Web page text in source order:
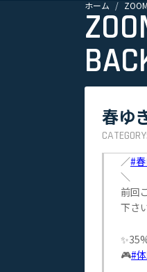
ホーム
春ゆ
CATEGORY:
／#
＼
前回
下さ
🎮#